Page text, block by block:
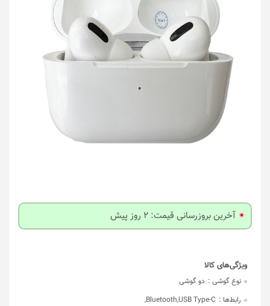
آخرین بروزرسانی قیمت: 2 روز پیش
نوع گوشی : دو گوشی
رابط‌ها : Bluetooth,USB Type-C,